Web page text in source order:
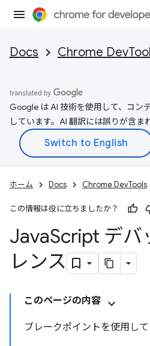
Docs Chrome
Google は AI 技術を使用して、コン
しています。AI 翻訳には誤りが含ま
ホーム Docs Chrome DevTools
この情報は役に立ちましたか？
JavaScript デバ
レンス
このページの内容
ブレークポイントを使用し